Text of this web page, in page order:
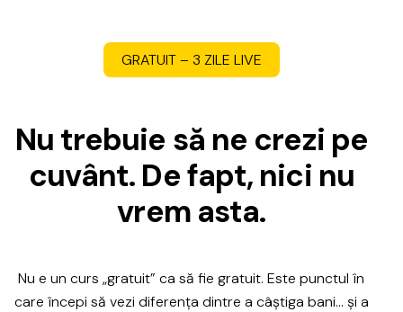
GRATUIT – 3 ZILE LIVE
Nu trebuie să ne crezi pe
cuvânt. Defapt, nici nu
vrem asta.
Nu e un curs „gratuit” ca să fie gratuit. Este punctul în
care începi să vezi diferența dintre a câștiga bani… și a